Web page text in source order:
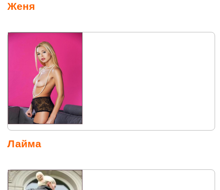
Женя
Лайма